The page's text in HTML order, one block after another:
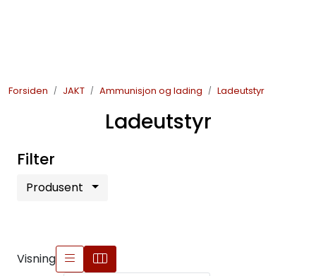
Forsiden JAKT Ammunisjon og lading Ladeutstyr
Ladeutstyr
Filter
Produsent
Visning
FISKE